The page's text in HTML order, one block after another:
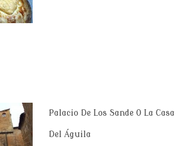
Palacio De Los Sande O La Casa
Del Águila